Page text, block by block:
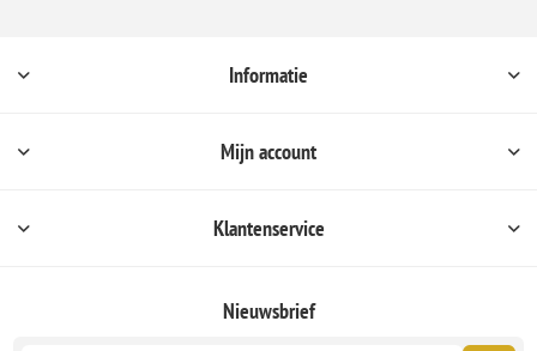
Informatie
Mijn account
Klantenservice
Nieuwsbrief